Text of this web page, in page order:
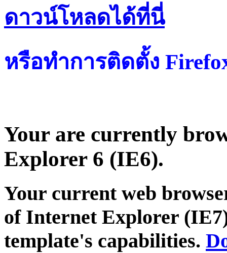
ดาวน์โหลดได้ที่น
หรือทำการติดตั้ง
Your are currently
Explorer 6 (IE6).
Your current web
of Internet Explorer
template's capabilities.